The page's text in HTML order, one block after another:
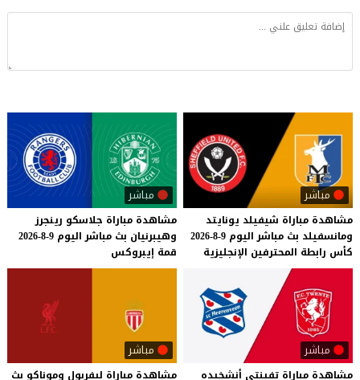
مباشر
مشاهدة مباراة شيفيلد يونايتد
ومانسفيلد بث مباشر اليوم 9-8-2026
كأس رابطة المحترفين الإنجليزية
مباشر
مشاهدة مباراة جلاسكو رينجرز
وهيبرنيان بث مباشر اليوم 9-8-2026
قمة إيبروكس
مباشر
مشاهدة مباراة تفينتي أنشخيده
مباشر
مشاهدة مباراة ليفربول وموناكو بث